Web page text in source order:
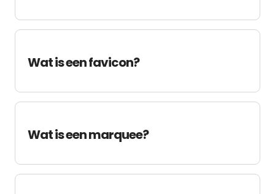
Wat is een favicon?
Wat is een marquee?